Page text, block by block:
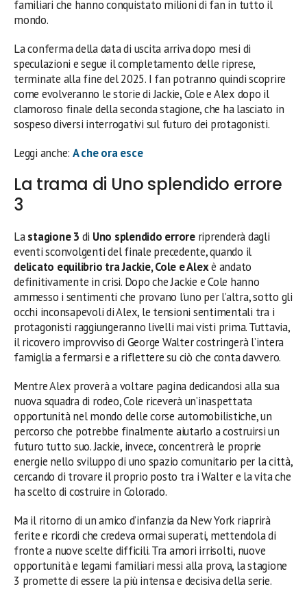
familiari che hanno conquistato milioni di fan in tutto il
mondo.
La conferma della data di uscita arriva dopo mesi di
speculazioni e segue il completamento delle riprese,
terminate alla fine del 2025. I fan potranno quindi scoprire
come evolveranno le storie di Jackie, Cole e Alex dopo il
clamoroso finale della seconda stagione, che ha lasciato in
sospeso diversi interrogativi sul futuro dei protagonisti.
Leggi anche: A che ora esce
La trama di Uno splendido errore
3
Lastagione 3 di Uno splendido erroreriprenderà dagli
eventi sconvolgenti del finale precedente, quando il
delicato equilibrio tra Jackie, Cole e Alexè andato
definitivamente in crisi. Dopo che Jackie e Cole hanno
ammesso i sentimenti che provano l’uno per l’altra, sotto gli
occhi inconsapevoli di Alex, le tensioni sentimentali tra i
protagonisti raggiungeranno livelli mai visti prima. Tuttavia,
il ricovero improvviso di George Walter costringerà l’intera
famiglia a fermarsi e a riflettere su ciò che conta davvero.
Mentre Alex proverà a voltare pagina dedicandosi alla sua
nuova squadra di rodeo, Cole riceverà un’inaspettata
opportunità nel mondo delle corse automobilistiche, un
percorso che potrebbe finalmente aiutarlo a costruirsi un
futuro tutto suo. Jackie, invece, concentrerà le proprie
energie nello sviluppo di uno spazio comunitario per la città,
cercando di trovare il proprio posto tra i Walter e la vita che
ha scelto di costruire in Colorado.
Ma il ritorno di un amico d’infanzia da New York riaprirà
ferite e ricordi che credeva ormai superati, mettendola di
fronte a nuove scelte difficili. Tra amori irrisolti, nuove
opportunità e legami familiari messi alla prova, la stagione
3 promette di essere la più intensa e decisiva della serie.